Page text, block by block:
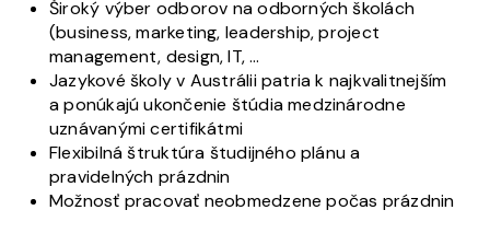
Široký výber odborov na odborných školách
(business, marketing, leadership, project
management, design, IT, …
Jazykové školy v Austrálii patria k najkvalitnejším
a ponúkajú ukončenie štúdia medzinárodne
uznávanými certifikátmi
Flexibilná štruktúra študijného plánu a
pravidelných prázdnin
Možnosť pracovať neobmedzene počas prázdnin